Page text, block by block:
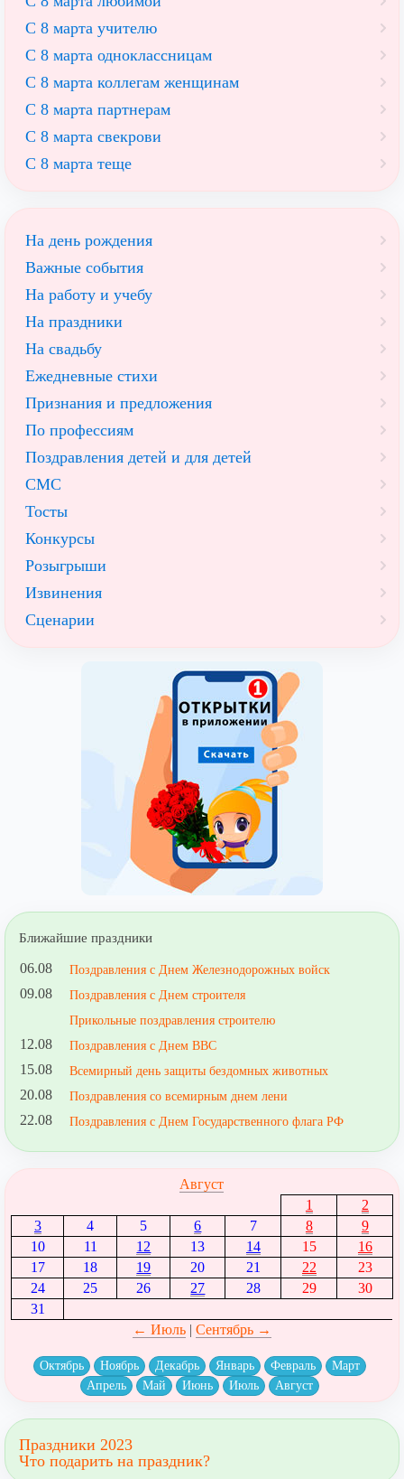
С 8 марта учителю
С 8 марта одноклассницам
С 8 марта коллегам женщинам
С 8 марта партнерам
С 8 марта свекрови
С 8 марта теще
На день рождения
Важные события
На работу и учебу
На праздники
На свадьбу
Ежедневные стихи
Признания и предложения
По профессиям
Поздравления детей и для детей
СМС
Тосты
Конкурсы
Розыгрыши
Извинения
Сценарии
Ближайшие праздники
06.08 Поздравления с Днем Железнодорожных войск
09.08
Поздравления с Днем строителя
Прикольные поздравления строителю
12.08 Поздравления с Днем ВВС
15.08 Всемирный день защиты бездомных животных
20.08 Поздравления со всемирным днем лени
22.08 Поздравления с Днем Государственного флага РФ
Август
1
2
3
4 5 6 7 8
9
10
11 12 13 14 15
16
17
18 19 20 21 22
23
24
25 26 27 28 29
30
31
← Июль| Сентябрь →
Октябрь Ноябрь Декабрь Январь Февраль
Март
Апрель
Май Июнь Июль Август
Праздники 2023
Что подарить на праздник?